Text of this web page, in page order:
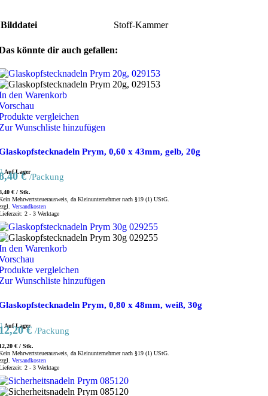
Bilddatei Stoff-Kammer
könnte dir auch gefallen:
den Warenkorb
vergleichen
Wunschliste hinzufügen
Prym, 0,60 x 43mm, gelb, 20g
Auf Lager
€ /Packung
€ / Stk.
Mehrwertsteuerausweis, da Kleinunternehmer nach §19 (1) UStG.
Versandkosten
2 - 3 Werktage
den Warenkorb
vergleichen
Wunschliste hinzufügen
Prym, 0,80 x 48mm, weiß, 30g
Auf Lager
€ /Packung
€ / Stk.
Mehrwertsteuerausweis, da Kleinunternehmer nach §19 (1) UStG.
Versandkosten
2 - 3 Werktage